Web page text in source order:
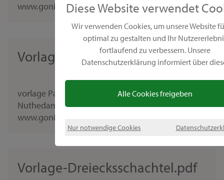
Diese Website verwendet
Wir verwenden Cookies, um unsere Website
optimal zu gestalten und Ihr
fortlaufend zu verbessern. Unsere
Datenschutzerklärung informiert über
Alle Cookies freigeben
Nur notwendige Cookies
www.gonis.de Vorlage: Holzkugel Set Stand 11/22
vorlage Papierdraht Familienspaß GONIS GmbH •
Nuthedamm 10 • D-14974 Ludwigsfelde •
www.gonis.de Vorlage: Papierdraht Stand 11/22
Vorlage-Dreiecksschachtel.pdf